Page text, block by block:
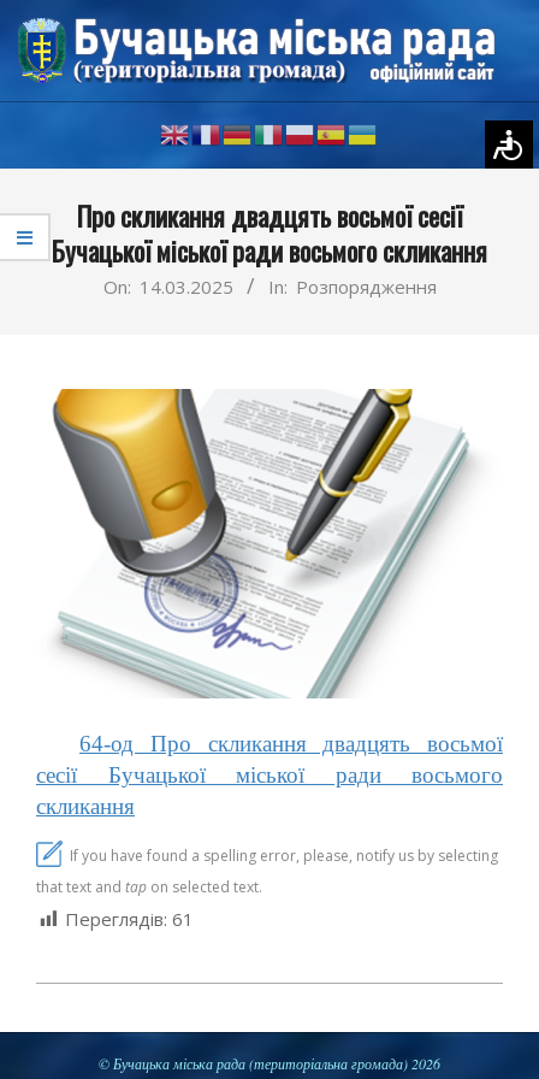
Skip
content
Navigation
Menu
Про скликання двадцять восьмої сесії
Бучацької міської ради восьмого скликання
On: 14.03.2025 In: Розпорядження
64-од Про скликання двадцять восьмої
сесії Бучацької міської ради восьмого
скликання
If you have found a spelling error, please, notify us by selecting
that text and tap on selected text.
Переглядів: 61
03-
© Бучацька міська рада (територіальна громада) 2026